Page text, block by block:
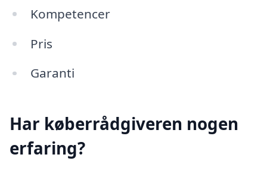
Kompetencer
Pris
Garanti
Har køberrådgiveren nogen
erfaring?